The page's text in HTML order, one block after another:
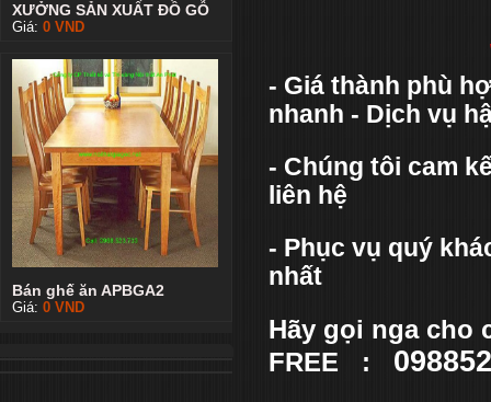
XƯỞNG SẢN XUẤT ĐỒ GỖ
Giá: 0 VND
Bán ghế ăn APBGA2
Giá: 0 VND
- Giá thành phù
nhanh - Dịch vụ
- Chúng tôi cam
liên hệ
- Phục vụ quý
nhất
Hãy gọi nga cho
FREE :